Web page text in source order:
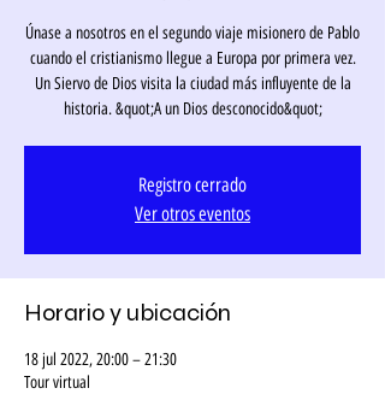
Únase a nosotros en el segundo viaje misionero de Pablo
cuando el cristianismo llegue a Europa por primera vez.
Un Siervo de Dios visita la ciudad más influyente de la
historia. &quot;A un Dios desconocido&quot;
Registro cerrado
Ver otros eventos
Horario y ubicación
18 jul 2022, 20:00 – 21:30
Tour virtual